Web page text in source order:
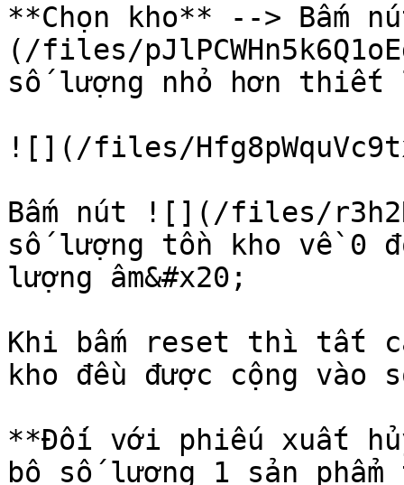
**Chọn kho** --> Bấm
(/files/
số lượng nhỏ hơn thiết
![](/files/
Bấm nút ![](/files/
số lượng tồn kho về 0
lượng âm&#x20;
Khi bấm reset thì tất
kho đều được cộng vào
**Đối với phiếu xuất
bộ số lượng 1 sản